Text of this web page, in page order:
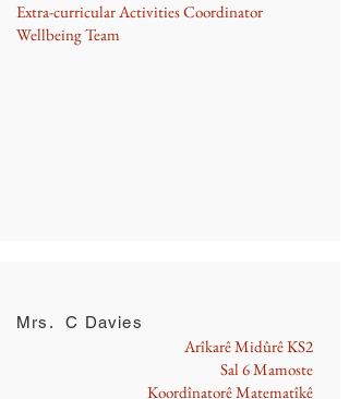
Extra-curricular Activities Coordinator
Wellbeing Team
Mrs. C Davies
Arîkarê Midûrê KS2
Sal 6 Mamoste
Koordînatorê Matematîkê